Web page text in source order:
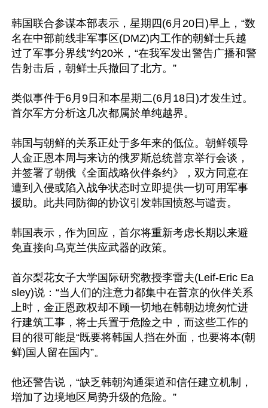
韩国联合参谋本部表示，星期四(6月20日)早上，“数
名在中部前线非军事区(DMZ)内工作的朝鲜士兵越
过了军事分界线”约20米，“在我军发出警告广播和警
告射击后，朝鲜士兵撤回了北方。”
类似事件于6月9日和本星期二(6月18日)才发生过。
首尔军方分析这几次都属於单纯越界。
韩国与朝鲜的关系正处于多年来的低位。朝鲜领导
人金正恩本周与来访的俄罗斯总统普京举行会谈，
并签署了朝俄《全面战略伙伴条约》，双方同意在
遭到入侵或陷入战争状态时立即提供一切可用军事
援助。此共同防御的协议引发韩国愤怒与谴责。
韩国表示，作为回应，首尔将重新考虑长期以来避
免直接向乌克兰供应武器的政策。
首尔梨花女子大学国际研究教授李雷夫(Leif-Eric Ea
sley)说：“当人们的注意力都集中在普京的伙伴关系
上时，金正恩政权却不顾一切地在韩朝边境匆忙进
行建筑工事，将士兵置于危险之中，而这些工作的
目的很可能是“既要将韩国人挡在外面，也要将本(朝
鲜)国人留在国内”。
他还警告说，“缺乏韩朝沟通渠道和信任建立机制，
增加了边境地区局势升级的危险。”